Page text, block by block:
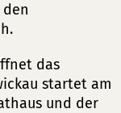
das
startet am
und der